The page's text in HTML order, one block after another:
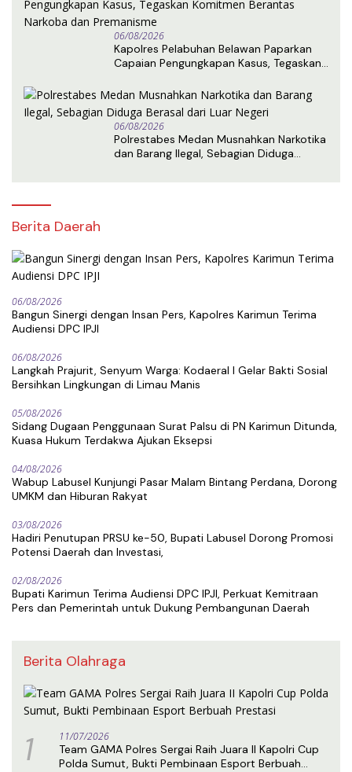
06/08/2026
Kapolres Pelabuhan Belawan Paparkan
Capaian Pengungkapan Kasus, Tegaskan
Premanisme
06/08/2026
Polrestabes Medan Musnahkan Narkotika
dan Barang Ilegal, Sebagian Diduga
Berita Daerah
06/08/2026
Bangun Sinergi dengan Insan Pers, Kapolres Karimun Terima
Audiensi DPC IPJI
06/08/2026
Langkah Prajurit, Senyum Warga: Kodaeral I Gelar Bakti Sosial
Bersihkan Lingkungan di Limau Manis
05/08/2026
Sidang Dugaan Penggunaan Surat Palsu di PN Karimun Ditunda,
Kuasa Hukum Terdakwa Ajukan Eksepsi
04/08/2026
Wabup Labusel Kunjungi Pasar Malam Bintang Perdana, Dorong
UMKM dan Hiburan Rakyat
03/08/2026
Hadiri Penutupan PRSU ke-50, Bupati Labusel Dorong Promosi
Potensi Daerah dan Investasi,
02/08/2026
Bupati Karimun Terima Audiensi DPC IPJI, Perkuat Kemitraan
Pers dan Pemerintah untuk Dukung Pembangunan Daerah
Berita Olahraga
1 11/07/2026
Team GAMA Polres Sergai Raih Juara II Kapolri Cup
Polda Sumut, Bukti Pembinaan Esport Berbuah